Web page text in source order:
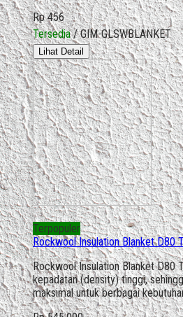
Rp 456
Tersedia/ GIM-GLSWBLANKET
Lihat Detail
Terpopuler
Rockwool Insulation Blanket D80
Rockwool Insulation Blanket D80
kepadatan (density) tinggi,
maksimal untuk berbagai